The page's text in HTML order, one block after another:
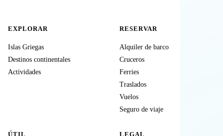
EXPLORAR
Islas Griegas
Destinos continentales
Actividades
RESERVAR
Alquiler de barco
Cruceros
Ferries
Traslados
Vuelos
Seguro de viaje
ÚTIL LEGAL